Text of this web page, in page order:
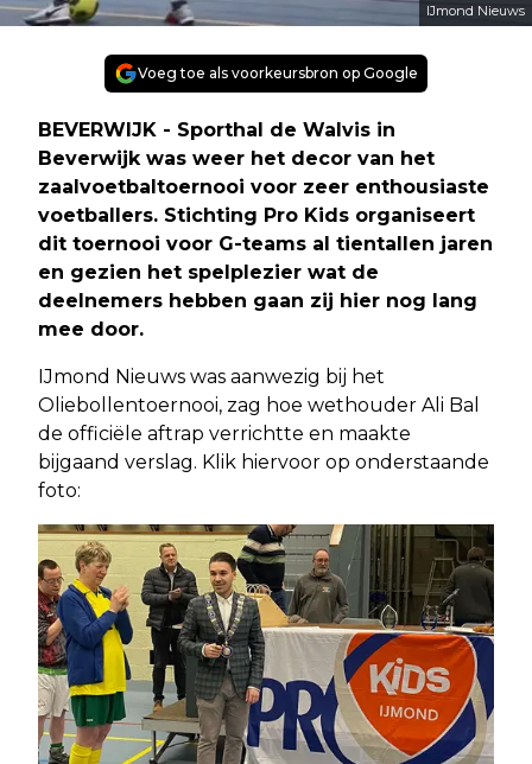
IJmond Nieuws
Voeg toe als voorkeursbron op Google
BEVERWIJK - Sporthal de Walvis in
Beverwijk was weer het decor van het
zaalvoetbaltoernooi voor zeer enthousiaste
voetballers. Stichting Pro Kids organiseert
dit toernooi voor G-teams al tientallen jaren
en gezien het spelplezier wat de
deelnemers hebben gaan zij hier nog lang
mee door.
IJmond Nieuws was aanwezig bij het
Oliebollentoernooi, zag hoe wethouder Ali Bal
de officiële aftrap verrichtte en maakte
bijgaand verslag. Klik hiervoor op onderstaande
foto: